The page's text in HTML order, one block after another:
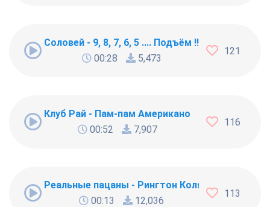
Соловей - 9, 8, 7, 6, 5 .... Подъём !!!
00:28
5,473
121
Клуб Рай - Пам-пам Американо
00:52
7,907
116
Реальные пацаны - Рингтон Коляна
00:13
12,036
113